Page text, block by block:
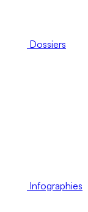
Dossiers
Infographies